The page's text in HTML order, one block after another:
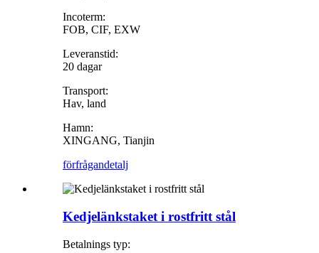
Incoterm:
FOB, CIF, EXW
Leveranstid:
20 dagar
Transport:
Hav, land
Hamn:
XINGANG, Tianjin
förfrågandetalj
Kedjelänkstaket i rostfritt stål
Betalnings typ: